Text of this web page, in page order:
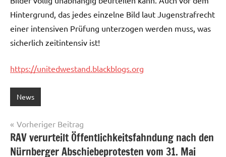
Hintergrund, das jedes einzelne Bild laut Jugenstrafrecht
einer intensiven Prüfung unterzogen werden muss, was
sicherlich zeitintensiv ist!
https://unitedwestand.blackblogs.org
News
Beitragsnavigation
Vorheriger Beitrag
RAV verurteilt Öffentlichkeitsfahndung nach den
Nürnberger Abschiebeprotesten vom 31. Mai